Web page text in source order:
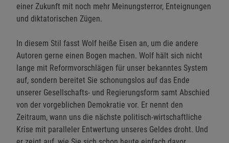
einer Zukunft mit noch mehr Meinungsterror, Enteignungen
und diktatorischen Zügen.
In diesem Stil fasst Wolf heiße Eisen an, um die andere
Autoren gerne einen Bogen machen. Wolf hält sich nicht
lange mit Reformvorschlägen für unser bekanntes System
auf, sondern bereitet Sie schonungslos auf das Ende
unserer Gesellschafts- und Regierungsform samt Abschied
von der vorgeblichen Demokratie vor. Er nennt den
Zeitraum, wann uns die nächste politisch-wirtschaftliche
Krise mit paralleler Entwertung unseres Geldes droht. Und